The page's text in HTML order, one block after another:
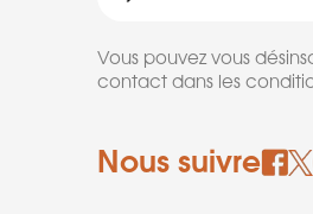
Vous pouvez vous
contact dans les
Nous suivre